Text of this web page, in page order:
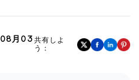
月03 共有しよ
う：